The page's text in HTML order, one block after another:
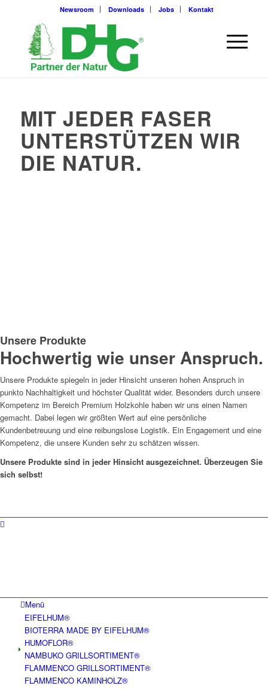
Newsroom Downloads Jobs Kontakt
MIT JEDER FASER
UNTERSTÜTZEN WIR
DIE NATUR.
Unsere Produkte
Hochwertig wie unser Anspruch.
Unsere Produkte spiegeln in jeder Hinsicht unseren hohen Anspruch in
punkto Nachhaltigkeit und höchster Qualität wider. Besonders durch unsere
Kompetenz im Bereich Premium Holzkohle haben wir uns einen Namen
gemacht. Dabei legen wir größten Wert auf eine persönliche
Kundenbetreuung und eine reibungslose Logistik. Ein Engagement und eine
Kompetenz, die unsere Kunden sehr zu schätzen wissen.
Unsere Produkte sind in jeder Hinsicht ausgezeichnet. Überzeugen Sie
sich selbst!
Menü
EIFELHUM®
BIOTERRA MADE BY EIFELHUM®
HUMOFLOR®
NAMBUKO GRILLSORTIMENT®
FLAMMENCO GRILLSORTIMENT®
FLAMMENCO KAMINHOLZ®